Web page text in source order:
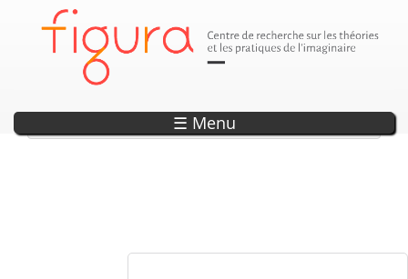
☰ Menu
Blondeau, David